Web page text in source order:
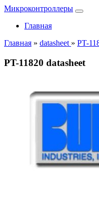
Микроконтроллеры
Главная
Главная » datasheet » PT-
PT-11820 datasheet